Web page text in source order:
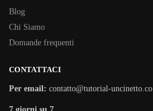
Blog
Chi Siamo
Domande frequenti
CONTATTACI
Per email: contatto@tutorial-uncinetto.co